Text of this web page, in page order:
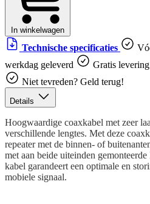
In winkelwagen
Technische specificaties
werkdag geleverd
Gratis
Niet tevreden? Geld terug!
Details
Hoogwaardige coaxkabel met zeer
verschillende lengtes. Met deze
repeater met de binnen- of
met aan beide uiteinden
kabel garandeert een optimale en
mobiele signaal.